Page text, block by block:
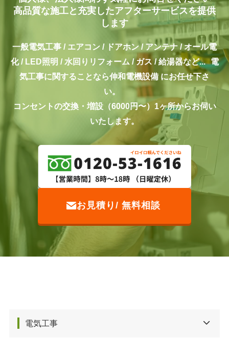
高品質な施工と充実したアフターサービスを提供
します
一般電気工事 / エアコン / ドアホン / アンテナ / オール電
化 / LED照明 / 水回りリフォーム / ガス / 給湯器など...電
気工事に関することなら伸和電機設備 にお任せ下さ
い。
コンセントの交換・増設（6000円〜）1ヶ所からお伺い
いたします。
お見積り/ 無料相談
電気工事